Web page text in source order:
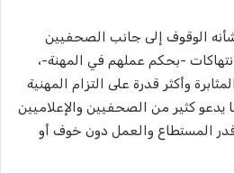
الوقوف إلى جانب الصحفيين
-بحكم عملهم في المهنة-،
وأكثر قدرة على التزام المهنية
يدعو كثير من الصحفيين والإعلاميين
قدر المستطاع والعمل دون خوف أو